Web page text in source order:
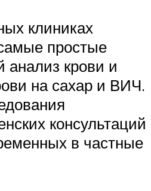
клиниках
простые
крови и
на сахар и ВИЧ.
консультаций
в частные